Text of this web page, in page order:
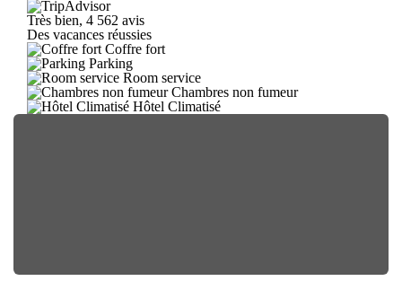
Très bien, 4 562 avis
Des vacances réussies
Coffre fort
Parking
Room service
Chambres non fumeur
Hôtel Climatisé